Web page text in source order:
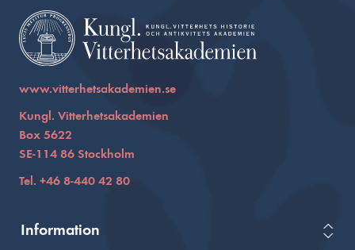
www.vitterhetsakademien.se
Kungl. Vitterhetsakademien
Box 5622
SE-114 86 Stockholm
Tel. +46 8-440 42 80
Information